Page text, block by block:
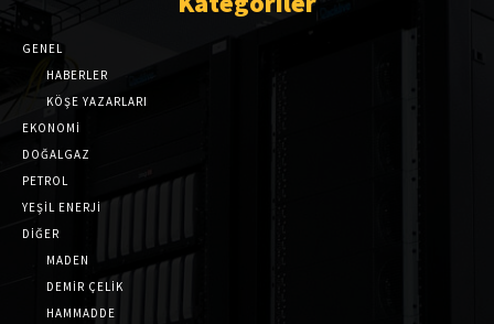
GENEL
HABERLER
KÖŞE YAZARLARI
EKONOMİ
DOĞALGAZ
PETROL
YEŞİL ENERJİ
DİĞER
MADEN
DEMİR ÇELİK
HAMMADDE